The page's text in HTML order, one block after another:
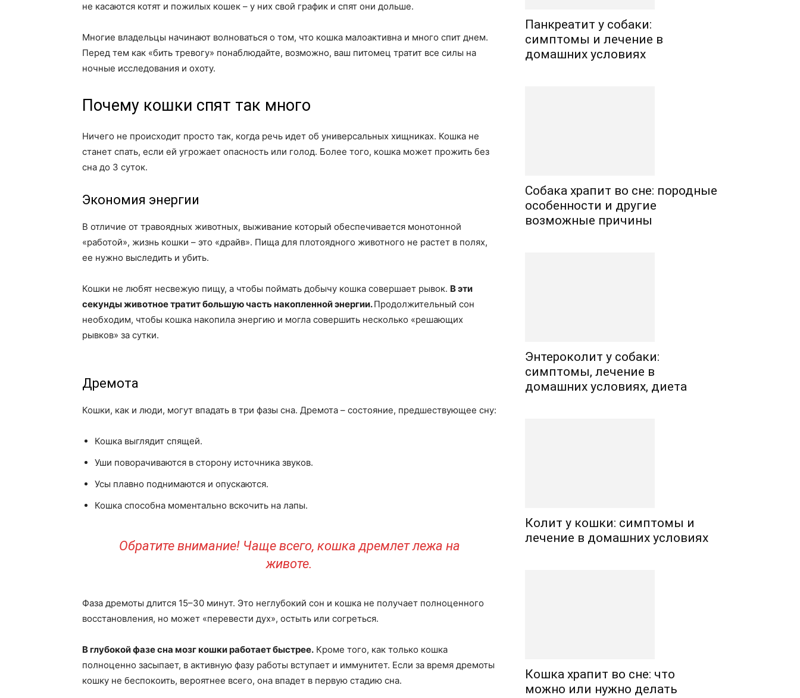
не касаются котят и пожилых кошек – у них свой график и спят они дольше.
Многие владельцы начинают волноваться о том, что кошка малоактивна и много спит днем.
Перед тем как «бить тревогу» понаблюдайте, возможно, ваш питомец тратит все силы на
ночные исследования и охоту.
Почему кошки спят так много
Ничего не происходит просто так, когда речь идет об универсальных хищниках. Кошка не
станет спать, если ей угрожает опасность или голод. Более того, кошка может прожить без
сна до 3 суток.
Экономия энергии
В отличие от травоядных животных, выживание который обеспечивается монотонной
«работой», жизнь кошки – это «драйв». Пища для плотоядного животного не растет в полях,
ее нужно выследить и убить.
Кошки не любят несвежую пищу, а чтобы поймать добычу кошка совершает рывок. В эти
секунды животное тратит большую часть накопленной энергии.Продолжительный сон
необходим, чтобы кошка накопила энергию и могла совершить несколько «решающих
рывков» за сутки.
Дремота
Кошки, как и люди, могут впадать в три фазы сна. Дремота – состояние, предшествующее сну:
Кошка выглядит спящей.
Уши поворачиваются в сторону источника звуков.
Усы плавно поднимаются и опускаются.
Кошка способна моментально вскочить на лапы.
Обратите внимание! Чаще всего, кошка дремлет лежа на
животе.
Фаза дремоты длится 15–30 минут. Это неглубокий сон и кошка не получает полноценного
восстановления, но может «перевести дух», остыть или согреться.
В глубокой фазе сна мозг кошки работает быстрее. Кроме того, как только кошка
полноценно засыпает, в активную фазу работы вступает и иммунитет. Если за время дремоты
кошку не беспокоить, вероятнее всего, она впадет в первую стадию сна.
Панкреатит у собаки:
симптомы и лечение в
домашних условиях
Собака храпит во сне: породные
особенности и другие
возможные причины
Энтероколит у собаки:
симптомы, лечение в
домашних условиях, диета
Колит у кошки: симптомы и
лечение в домашних условиях
Кошка храпит во сне: что
можно или нужно делать